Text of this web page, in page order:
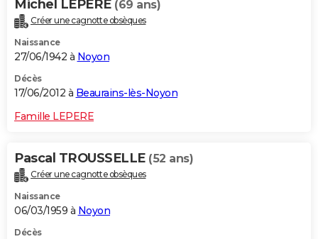
Michel LEPERE (69 ans)
Créer une cagnotte obsèques
Naissance
27/06/1942 à Noyon
Décès
17/06/2012 à Beaurains-lès-Noyon
Famille LEPERE
Pascal TROUSSELLE (52 ans)
Créer une cagnotte obsèques
Naissance
06/03/1959 à Noyon
Décès